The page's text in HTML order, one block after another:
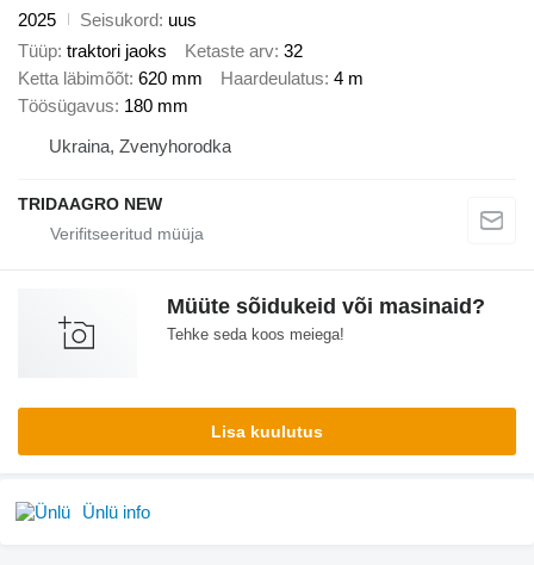
2025
Seisukord uus
Tüüp traktori jaoks Ketaste arv 32
Ketta läbimõõt 620 mm Haardeulatus 4 m
Töösügavus 180 mm
Ukraina, Zvenyhorodka
TRIDAAGRO NEW
Müüte sõidukeid või masinaid?
Tehke seda koos meiega!
Lisa kuulutus
Ünlü info